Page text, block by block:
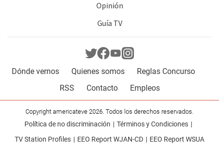
Opinión
Guía TV
Dónde vernos Quienes somos
Reglas Concurso
RSS
Contacto Empleos
Copyright americateve 2026. Todos los derechos reservados.
Política de no discriminación
Términos y Condiciones
TV Station Profiles
EEO Report WJAN-CD EEO Report WSUA